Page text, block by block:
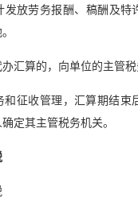
发放劳务报酬、稿酬及特
汇算的，向单位的主管税
和征收管理，汇算期结束
定其主管税务机关。